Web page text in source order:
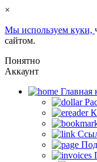
×
Мы используем куки,
сайтом.
Понятно
Аккаунт
Главная